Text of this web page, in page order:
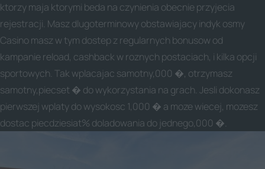
ktorzy maja ktorymi beda na czynienia obecnie przyjecia
rejestracji. Masz dlugoterminowy obstawiajacy indyk osmy
Casino masz w tym dostep z regularnych bonusow od
kampanie reload, cashback w roznych postaciach, i kilka opcji
sportowych. Tak wplacajac samotny,000 �, otrzymasz
samotny,piecset � do wykorzystania na grach. Jesli dokonasz
pierwszej wplaty do wysokosc 1,000 � a moze wiecej, mozesz
dostac piecdziesiat% doladowania do jednego,000 �.